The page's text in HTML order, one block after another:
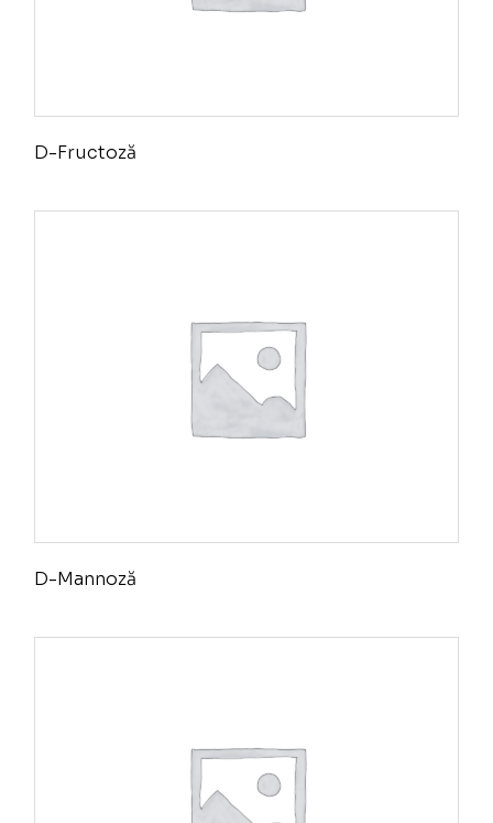
D-Fructoză
D-Mannoză